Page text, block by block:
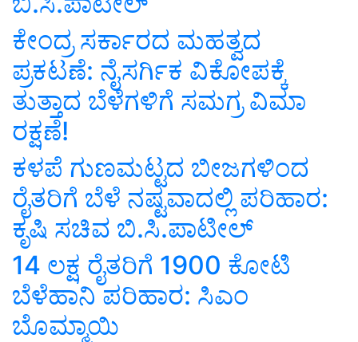
ಕೇಂದ್ರ ಸರ್ಕಾರದ ಮಹತ್ವದ
ಪ್ರಕಟಣೆ: ನೈಸರ್ಗಿಕ ವಿಕೋಪಕ್ಕೆ
ತುತ್ತಾದ ಬೆಳೆಗಳಿಗೆ ಸಮಗ್ರ ವಿಮಾ
ರಕ್ಷಣೆ!
ಕಳಪೆ ಗುಣಮಟ್ಟದ ಬೀಜಗಳಿಂದ
ರೈತರಿಗೆ ಬೆಳೆ ನಷ್ಟವಾದಲ್ಲಿ ಪರಿಹಾರ:
ಕೃಷಿ ಸಚಿವ ಬಿ.ಸಿ.ಪಾಟೀಲ್‌
14 ಲಕ್ಷ ರೈತರಿಗೆ 1900 ಕೋಟಿ
ಬೆಳೆಹಾನಿ ಪರಿಹಾರ: ಸಿಎಂ
ಬೊಮ್ಮಾಯಿ